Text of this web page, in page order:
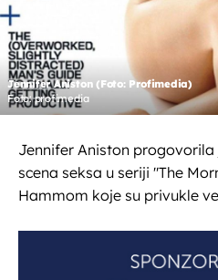
Jennifer Aniston (Foto: Profimedia)
Foto: profimedia
Jennifer Aniston
scena seksa u seriji "The
Hammom koje su privukle